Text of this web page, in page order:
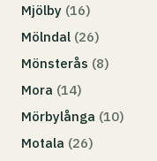
Mjölby (16)
Mölndal (26)
Mönsterås (8)
Mora (14)
Mörbylånga (10)
Motala (26)